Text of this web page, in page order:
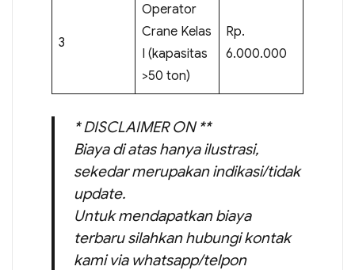
3
Operator
Crane Kelas
I (kapasitas
>50 ton)
Rp.
6.000.000
* DISCLAIMER ON **
Biaya di atas hanya ilustrasi,
sekedar merupakan indikasi/tidak
update.
Untuk mendapatkan biaya
terbaru silahkan hubungi kontak
kami via whatsapp/telpon